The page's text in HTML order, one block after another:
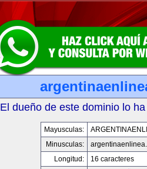
El dueño de este dominio lo
Mayusculas:
Minusculas:
Longitud:
16 caracteres